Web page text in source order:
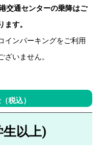
交通センターの乗降はご
す。
インパーキングをご利用
ざいません。
税込）
以上)